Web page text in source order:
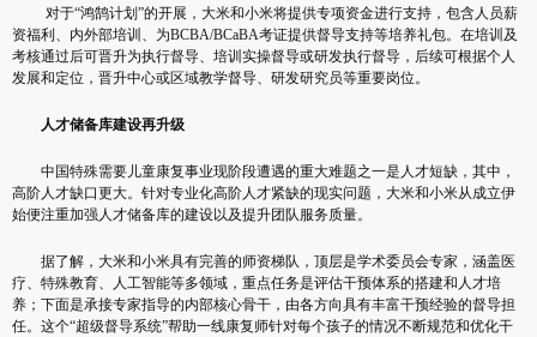
对于“鸿鹄计划”的开展，大米和小米将提供专项资金进行支持，包含人员薪
资福利、内外部培训、为BCBA/BCaBA考证提供督导支持等培养礼包。在培训及
考核通过后可晋升为执行督导、培训实操督导或研发执行督导，后续可根据个人
发展和定位，晋升中心或区域教学督导、研发研究员等重要岗位。
人才储备库建设再升级
中国特殊需要儿童康复事业现阶段遭遇的重大难题之一是人才短缺，其中，
高阶人才缺口更大。针对专业化高阶人才紧缺的现实问题，大米和小米从成立伊
始便注重加强人才储备库的建设以及提升团队服务质量。
据了解，大米和小米具有完善的师资梯队，顶层是学术委员会专家，涵盖医
疗、特殊教育、人工智能等多领域，重点任务是评估干预体系的搭建和人才培
养；下面是承接专家指导的内部核心骨干，由各方向具有丰富干预经验的督导担
任。这个“超级督导系统”帮助一线康复师针对每个孩子的情况不断规范和优化干